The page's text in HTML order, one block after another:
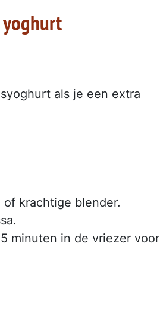
yoghurt
als je een extra
krachtige blender.
minuten in de vriezer voor